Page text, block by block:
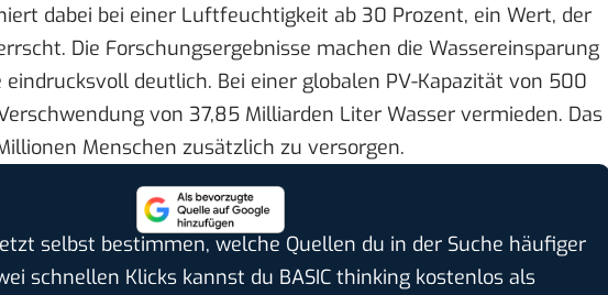
dabei bei einer Luftfeuchtigkeit ab 30 Prozent, ein Wert, der
Die Forschungsergebnisse machen die Wassereinsparung
eindrucksvoll deutlich. Bei einer globalen PV-Kapazität von 500
von 37,85 Milliarden Liter Wasser vermieden. Das
Menschen zusätzlich zu versorgen.
selbst bestimmen, welche Quellen du in der Suche häufiger
schnellen Klicks kannst du BASIC thinking kostenlos als